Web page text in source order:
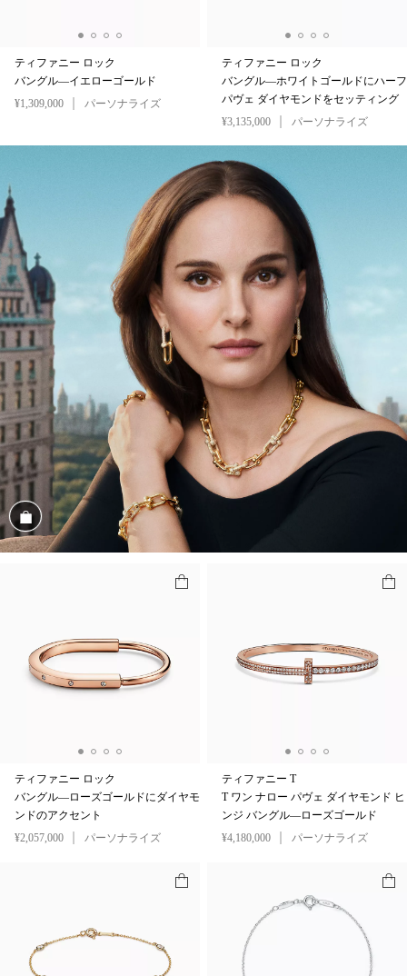
ティファニー ロック
バングル—イエローゴールド
¥1,309,000
パーソナライズ
ティファニー ロック
バングル—ホワイトゴールドにハーフ
パヴェ ダイヤモンドをセッティング
¥3,135,000
パーソナライズ
商品を見る
ティファニー ロック
バングル—ローズゴールドにダイヤモ
ンドのアクセント
¥2,057,000
パーソナライズ
ティファニー T
T ワン ナロー パヴェ ダイヤモンド ヒ
ンジ バングル—ローズゴールド
¥4,180,000
パーソナライズ